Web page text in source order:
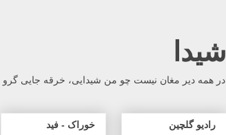
شیدا
در همه دیر مغان نیست چو من شیدایی، خرقه جایی گرو
رادیو گلچین
خوراک - فید